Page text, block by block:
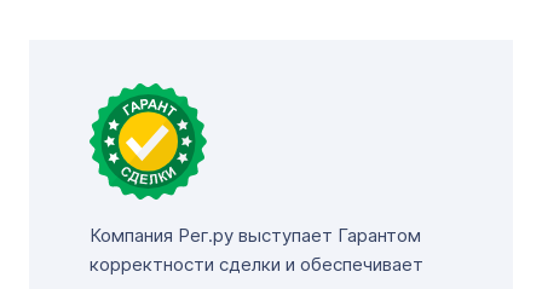
Компания Рег.ру выступает Гарантом
корректности сделки и обеспечивает